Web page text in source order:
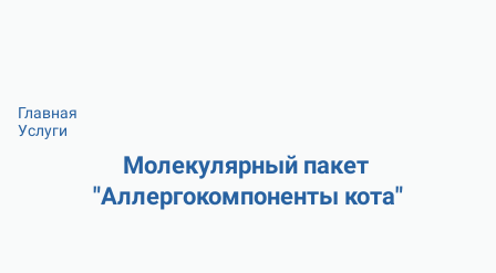
Главная
Услуги
Молекулярный пакет
"Аллергокомпоненты кота"